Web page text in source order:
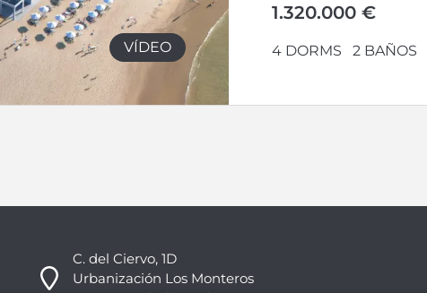
VÍDEO
1.320.000 €
4 DORMS 2 BAÑOS
C. del Ciervo, 1D
Urbanización Los Monteros